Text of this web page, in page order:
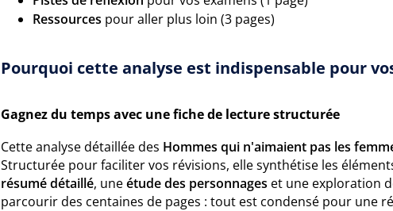
Ressources pour aller plus loin (3 pages)
Pourquoi cette analyse est indispensable pour
Gagnez du temps avec une fiche de lecture structurée
Cette analyse détaillée des Hommes qui n'aimaient pas les
Structurée pour faciliter vos révisions, elle synthétise les
résumé détaillé, uneétude des personnages et une exploration
parcourir des centaines de pages : tout est condensé pour une